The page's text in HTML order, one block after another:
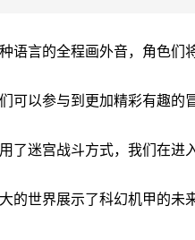
语言的全程画外音，角色们
可以参与到更加精彩有趣的
了迷宫战斗方式，我们在进
的世界展示了科幻机甲的未